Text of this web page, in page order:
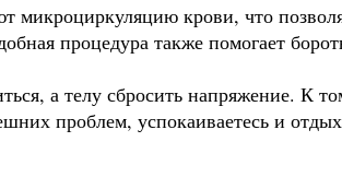
крови, что
процедура также помогает
а телу сбросить напряжение. К
проблем, успокаиваетесь и